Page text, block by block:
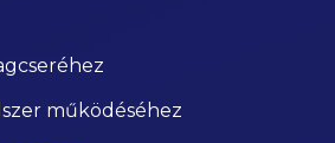
működéséhez